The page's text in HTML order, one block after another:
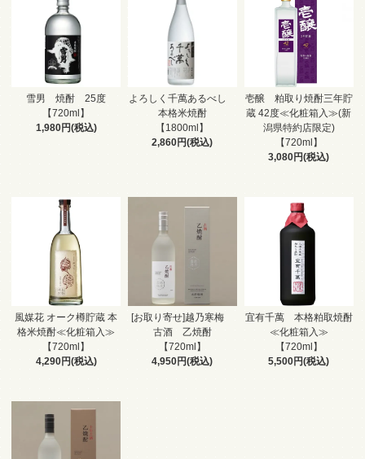
雪男 焼酎 25度
【720ml】
1,980円(税込)
よろしく千萬あるべし
本格米焼酎
【1800ml】
2,860円(税込)
壱醸 粕取り焼酎三年貯
蔵 42度≪化粧箱入≫(新
潟県特約店限定)
【720ml】
3,080円(税込)
風媒花 オーク樽貯蔵 本
格米焼酎≪化粧箱入≫
【720ml】
4,290円(税込)
[お取り寄せ]越乃寒梅
古酒 乙焼酎
【720ml】
4,950円(税込)
宜有千萬 本格粕取焼酎
≪化粧箱入≫
【720ml】
5,500円(税込)